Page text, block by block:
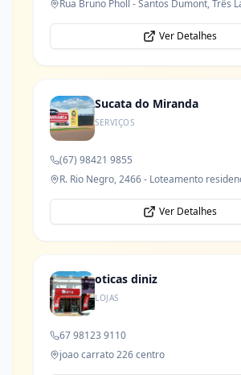
Ver Detalhes
Sucata do Miranda
SERVIÇOS
(67) 98421 9855
R. Rio Negro, 2466 - Loteamento
Ver Detalhes
oticas diniz
LOJAS
67 98123 9110
joao carrato 226 centro